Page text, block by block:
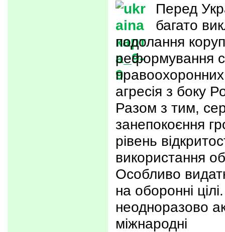
Перед
багато
подолання
реформування
агресія з боку
Разом з тим,
занепокоєння
рівень
використання
Особливо
на оборонні
неодноразово
міжнародні